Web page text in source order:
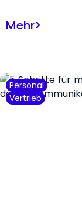
Mehr>
Personal
Vertrieb